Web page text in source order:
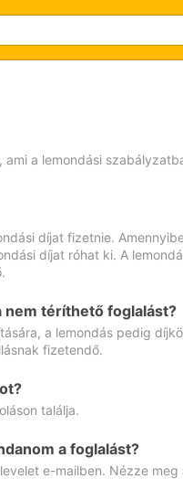
a lemondási
díjat fizetnie.
díjat róhat ki. A
nem téríthető foglalást?
a lemondás pedig
fizetendő.
találja.
a foglalást?
e-mailben. Nézze